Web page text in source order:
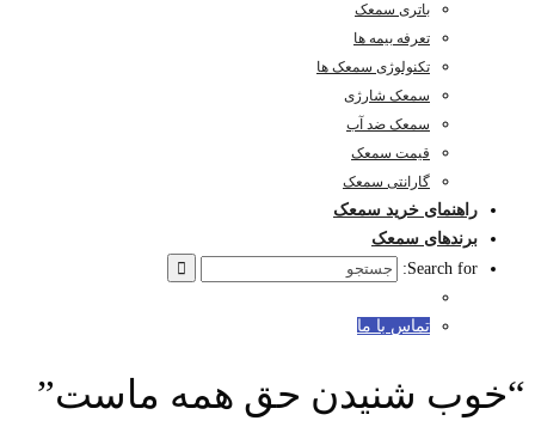
باتری سمعک
تعرفه بیمه ها
تکنولوژی سمعک ها
سمعک شارژی
سمعک ضد آب
قیمت سمعک
گارانتی سمعک
راهنمای خرید سمعک
برندهای سمعک
Search for:
تماس با ما
“خوب شنیدن حق همه ماست”